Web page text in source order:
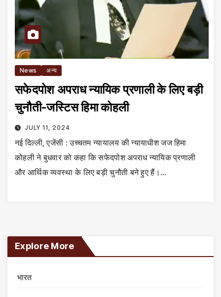
News अन्य
सफेदपोश अपराध न्यायिक प्रणाली के लिए बड़ी
चुनौती-जस्टिस हिमा कोहली
JULY 11, 2024
नई दिल्ली, एजेंसी : उच्चतम न्यायालय की न्यायाधीश जज हिमा
कोहली ने बुधवार को कहा कि सफेदपोश अपराध न्यायिक प्रणाली
और आर्थिक व्यवस्था के लिए बड़ी चुनौती बने हुए हैं।…
Explore More
भारत